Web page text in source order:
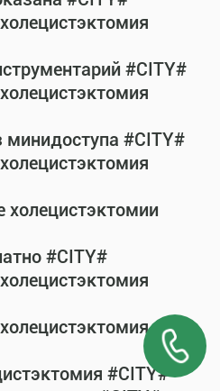
#CITY#
минидоступа #CITY#
холецистэктомии
#CITY#
#CITY#